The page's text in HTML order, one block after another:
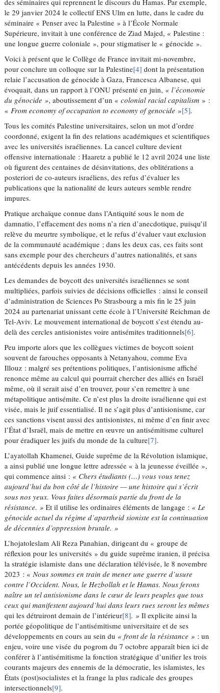
des séminaires qui reprennent le discours du Hamas. Par exemple,
le 29 janvier 2024 le collectif ENS Ulm en lutte, dans le cadre du
séminaire « Penser avec la Palestine » à l’École Normale
Supérieure, invitait à une conférence de Ziad Majed, « Palestine :
une longue guerre coloniale », pour stigmatiser le « génocide ».
Voici à présent que le Collège de France invitait mi-novembre,
pour conclure un colloque sur la Palestine[4] dont la présentation
relaie l’accusation de génocide à Gaza, Francesca Albanese, qui
évoquait, dans un rapport à l’ONU présenté en juin, « l’économie
du génocide », aboutissement d’un «colonial racial capitalism » :
«From economy of occupation to economy of genocide»[5].
Tous les comités Palestine universitaires, selon un mot d’ordre
coordonné, exigent la fin des relations académiques et scientifiques
avec les universités israéliennes. La cancel culture devient
offensive internationale : Haaretz a publié le 12 avril 2024 une liste
où figurent des centaines de désinvitations, des oblitérations a
posteriori de co-auteurs israéliens, des refus d’évaluer les
publications que la nationalité de leurs auteurs semble rendre
impures.
Pratique archaïque connue dans l’Antiquité sous le nom de
damnatio, l’effacement des noms n’a rien d’anecdotique, puisqu’il
relève du meurtre symbolique, et le refus d’évaluer vaut exclusion
de la communauté académique ; dans les deux cas, ces faits sont
sans exemple pour des chercheurs d’autres nationalités, et sans
antécédents depuis les années 1930.
Les demandes de boycott des universités israéliennes se sont
multipliées, parfois suivies de décisions officielles : ainsi le conseil
d’administration de Sciences Po Strasbourg a mis fin le 25 juin
2024 au partenariat unissant cette école à l’Université Reichman de
Tel-Aviv. Le mouvement international de boycott s’est étendu au-
delà des cercles antisionistes voire antisémites traditionnels[6].
Peu importe alors que les collègues victimes de boycott soient
souvent de farouches opposants à Netanyahou, comme Eva
Illouz : malgré ses prétentions politiques, l’antisionisme affiché
renonce même au calcul qui pourrait chercher des alliés en Israël
même, où il serait aisé d’en trouver, pour s’en remettre à une
métapolitique antisémite. Ce n’est plus la droite israélienne qui est
visée, mais le juif essentialisé. Il ne s’agit plus d’antisionisme, car
ces sanctions visent aussi des antisionistes, ni même d’en finir avec
l’État d’Israël, mais de mettre en œuvre un antisémitisme culturel
pour éradiquer les juifs du monde de la culture[7].
L’ayatollah Khamenei, Guide suprême de la Révolution islamique,
a ainsi publié une longue lettre adressée « à la jeunesse éveillée »,
qui commence ainsi : « Chers étudiants (…) vous vous tenez
aujourd’hui du bon côté de l’histoire — une histoire qui s’écrit
sous nos yeux. Vous faites désormais partie du front de la
résistance. » Et il utilise les ordinaires éléments de langage : « Le
génocide actuel du régime d’apartheid sioniste est la continuation
de décennies d’oppression brutale. »
L’hojatoleslam Ali Reza Panahian, dirigeant du « groupe de
réflexion pour les universités » du guide suprême iranien, il précisa
la stratégie islamiste dans une déclaration télévisée, le 8 novembre
2023 : «Nous sommes en train de mener une guerre d’usure
contre l’Occident. Nous, le Hezbollah et le Hamas. Nous ferons
naître un tel antisionisme dans le cœur de leurs peuples que tous
ceux qui manifestent aujourd’hui dans leurs rues seront les mêmes
qui les détruiront demain de l’intérieur[8]. » Il explicite ainsi la
portée géopolitique de l’antisémitisme universitaire et de ses
développements en cours au sein du « front de la résistance » : un
enjeu, voire une visée du pogrom du 7 octobre apparaît bien ici de
conférer à l’antisémitisme la fonction stratégique d’unifier les trois
courants majeurs des ennemis de la démocratie, les islamistes, les
États (post)socialistes et la frange la plus radicale des groupes
intersectionnels[9].